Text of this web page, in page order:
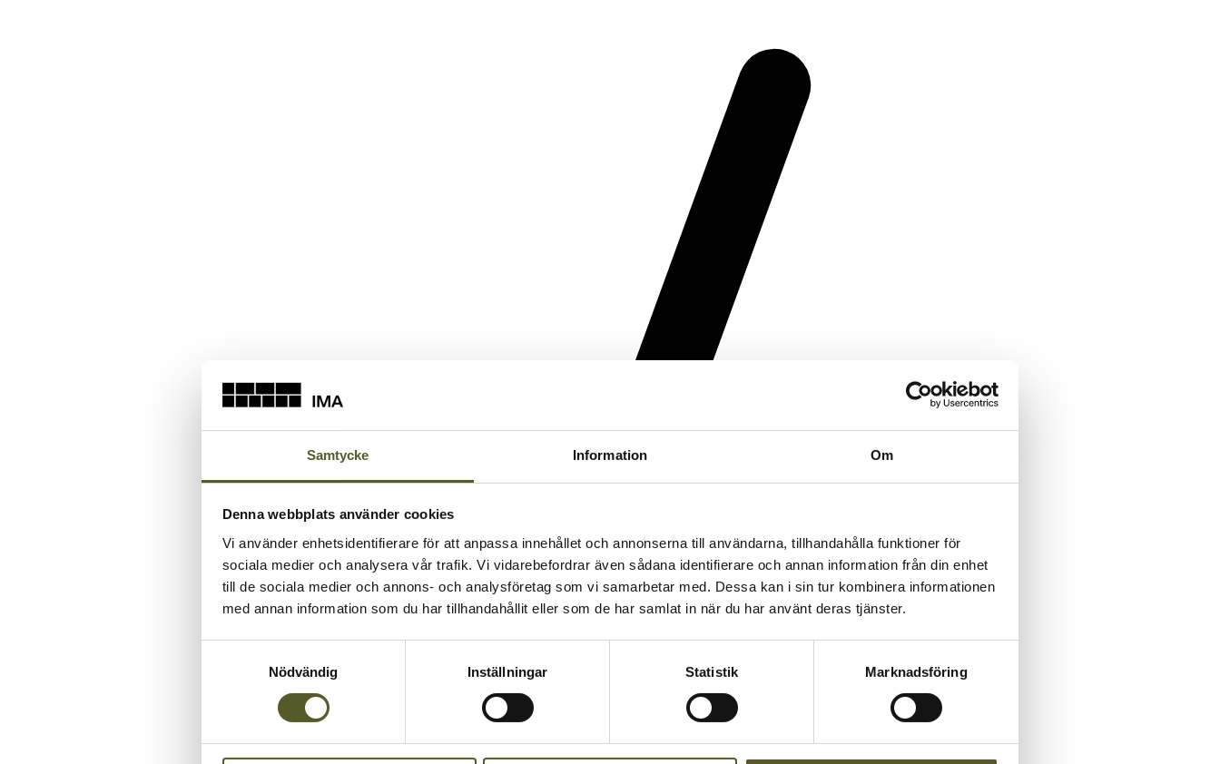
Samtycke Information Om
Denna webbplats använder cookies
Vi använder enhetsidentifierare för att anpassa innehållet och annonserna till användarna, tillhandahålla funktioner för
sociala medier och analysera vår trafik. Vi vidarebefordrar även sådana identifierare och annan information från din enhet
till de sociala medier och annons- och analysföretag som vi samarbetar med. Dessa kan i sin tur kombinera informationen
med annan information som du har tillhandahållit eller som de har samlat in när du har använt deras tjänster.
Nödvändig
Inställningar Statistik Marknadsföring